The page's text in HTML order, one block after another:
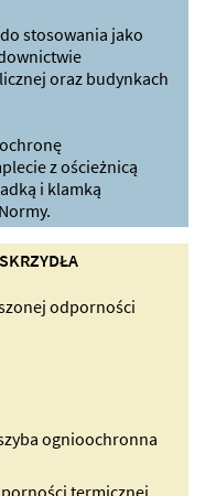
stosowania jako
oraz budynkach
z ościeżnicą
i klamką
odporności
ognioochronna